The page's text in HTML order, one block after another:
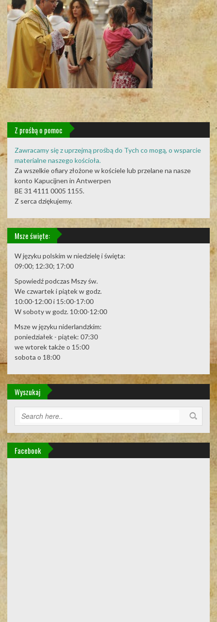
Z prośbą o pomoc
Zawracamy się z uprzejmą prośbą do Tych co mogą, o wsparcie
materialne naszego kościoła.
Za wszelkie ofiary złożone w kościele lub przelane na nasze
konto Kapucijnen in Antwerpen
BE 31 4111 0005 1155.
Z serca dziękujemy.
Msze święte:
W języku polskim w niedzielę i święta:
09:00; 12:30; 17:00
Spowiedź podczas Mszy św.
We czwartek i piątek w godz.
10:00-12:00 i 15:00-17:00
W soboty w godz. 10:00-12:00
Msze w języku niderlandzkim:
poniedziałek - piątek: 07:30
we wtorek także o 15:00
sobota o 18:00
Wyszukaj
Facebook